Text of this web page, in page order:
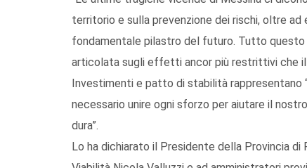
territorio e sulla prevenzione dei rischi, oltre ad
fondamentale pilastro del futuro. Tutto
articolata sugli effetti ancor più restrittivi che
Investimenti e patto di stabilità rappresentano
necessario unire ogni sforzo per aiutare il
dura”.
Lo ha dichiarato il Presidente della Provincia di